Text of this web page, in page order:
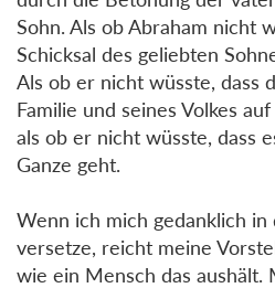
Sohn. Als ob Abraham nicht
Schicksal des geliebten
Als ob er nicht wüsste, dass
Familie und seines Volkes
als ob er nicht wüsste, dass
Ganze geht.
Wenn ich mich gedanklich in
versetze, reicht meine
wie ein Mensch das aushält.